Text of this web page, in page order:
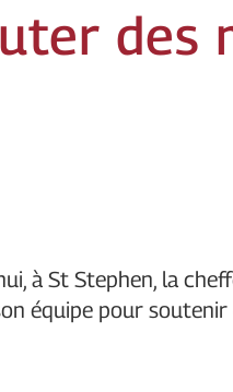
des
à St Stephen, la
équipe pour